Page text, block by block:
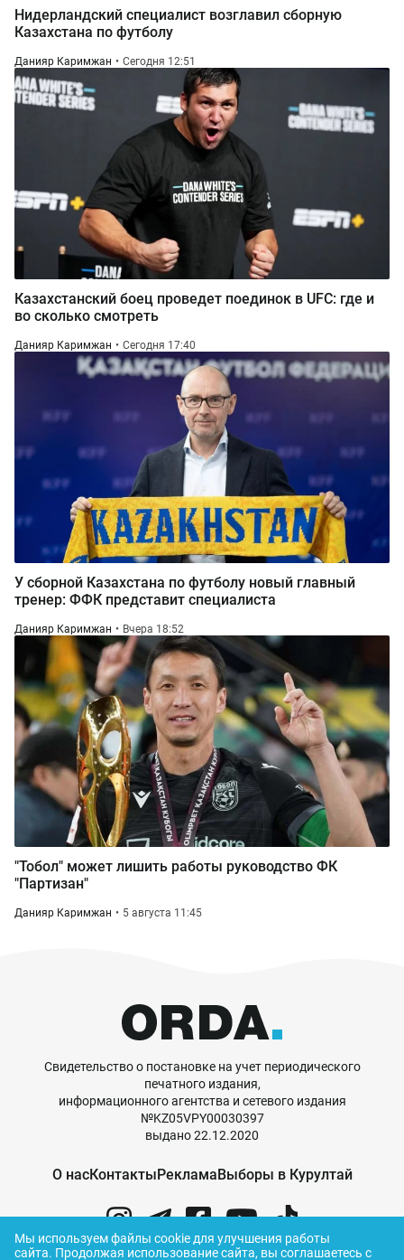
Нидерландский специалист возглавил сборную
Казахстана по футболу
Данияр Каримжан Сегодня 12:51
Казахстанский боец проведет поединок в UFC: где и
во сколько смотреть
Данияр Каримжан Сегодня 17:40
У сборной Казахстана по футболу новый главный
тренер: ФФК представит специалиста
Данияр Каримжан Вчера 18:52
"Тобол" может лишить работы руководство ФК
"Партизан"
Данияр Каримжан 5 августа 11:45
Свидетельство о постановке на учет периодического
печатного издания,
информационного агентства и сетевого издания
№KZ05VPY00030397
выдано 22.12.2020
О насКонтактыРекламаВыборы в Курултай
Мы используем файлы cookie для улучшения работы
сайта. Продолжая использование сайта, вы соглашаетесь с